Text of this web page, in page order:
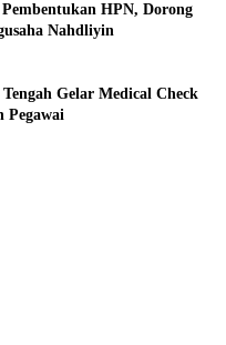
HPN, Dorong
Nahdliyin
Gelar Medical Check
Pegawai